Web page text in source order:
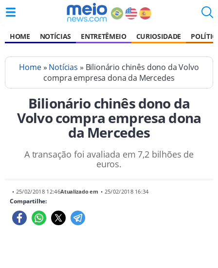
HOME NOTÍCIAS ENTRETÊMEIO CURIOSIDADE
Home» Notícias » Bilionário chinês dono da Volvo
compra empresa dona da Mercedes
Bilionário chinês dono da
Volvo compra empresa dona
da Mercedes
A transação foi avaliada em 7,2 bilhões de
euros.
• 25/02/2018 12:46Atualizado em • 25/02/2018 16:34
Compartilhe: